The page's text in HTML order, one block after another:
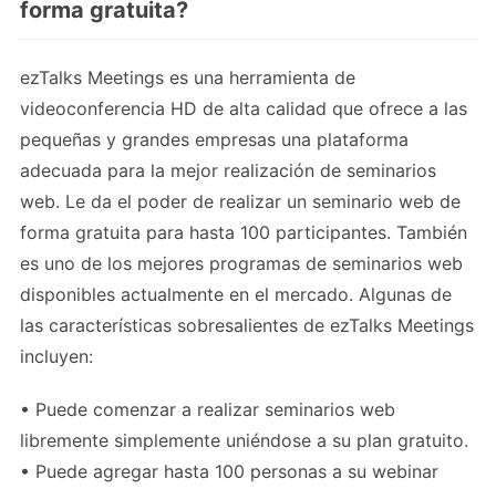
forma gratuita?
ezTalks Meetings es una herramienta de
videoconferencia HD de alta calidad que ofrece a las
pequeñas y grandes empresas una plataforma
adecuada para la mejor realización de seminarios
web. Le da el poder de realizar un seminario web de
forma gratuita para hasta 100 participantes. También
es uno de los mejores programas de seminarios web
disponibles actualmente en el mercado. Algunas de
las características sobresalientes de ezTalks Meetings
incluyen:
• Puede comenzar a realizar seminarios web
libremente simplemente uniéndose a su plan gratuito.
• Puede agregar hasta 100 personas a su webinar